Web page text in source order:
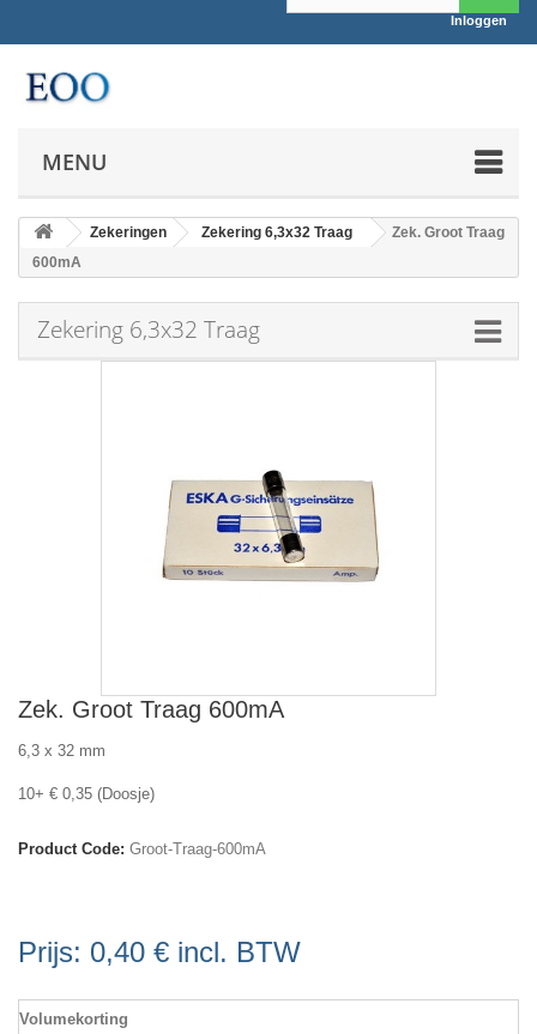
Inloggen
MENU
Zekeringen Zekering 6,3x32 Traag
Zek. Groot Traag
600mA
Zekering 6,3x32 Traag
Zek. Groot Traag 600mA
6,3 x 32 mm
10+ € 0,35 (Doosje)
Product Code: Groot-Traag-600mA
Prijs: 0,40 € incl. BTW
Volumekorting